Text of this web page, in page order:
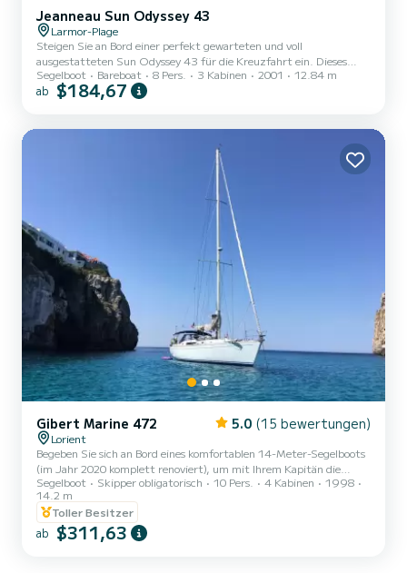
Jeanneau Sun Odyssey 43
Larmor-Plage
Steigen Sie an Bord einer perfekt gewarteten und voll
ausgestatteten Sun Odyssey 43 für die Kreuzfahrt ein. Dieses
12,84 m lange Segelboot bietet allen Komfort für Familien- oder
Freundesausflüge: * 3 Doppelkabinen * 2 Badezimmer * Großes,
(Großsegel und Genua 2025), seetüchtiges, leistungsstarkes und
Segelboot Bareboat 8 Pers. 3 Kabinen 2001 12.84 m
ab $184,67
Gibert Marine 472 5.0 (15 bewertungen)
Lorient
Begeben Sie sich an Bord eines komfortablen 14-Meter-Segelboots
(im Jahr 2020 komplett renoviert), um mit Ihrem Kapitän die
südliche Bretagne zu entdecken. Vom Hafen von Lorient aus zeige
ich Ihnen die südliche Bretagne und ihre schönsten Ankerplätze.
Mögliche Ausflüge für einen Tag, ein Wochenende oder eine Woche.
Ich bin seit 15 Jahren Skipper und Navigator im Offshore-
Rennsport und habe an den prestigeträchtigsten Regatten
Segelboot Skipper obligatorisch 10 Pers. 4 Kabinen
1998
14.2 m
Toller Besitzer
ab $311,63